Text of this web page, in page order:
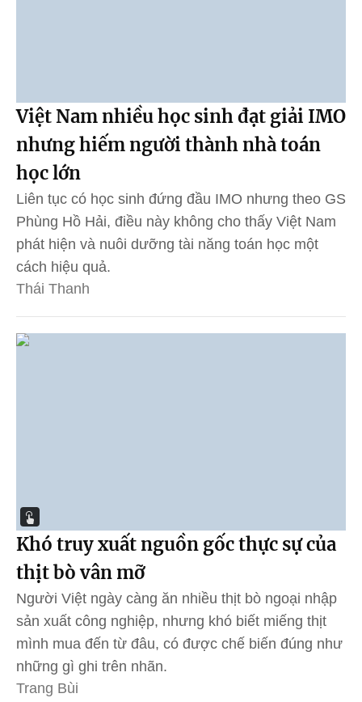
Việt Nam nhiều học sinh đạt giải IMO
nhưng hiếm người thành nhà toán
học lớn
Liên tục có học sinh đứng đầu IMO nhưng theo GS
Phùng Hồ Hải, điều này không cho thấy Việt Nam
phát hiện và nuôi dưỡng tài năng toán học một
cách hiệu quả.
Thái Thanh
Khó truy xuất nguồn gốc thực sự của
thịt bò vân mỡ
Người Việt ngày càng ăn nhiều thịt bò ngoại nhập
sản xuất công nghiệp, nhưng khó biết miếng thịt
mình mua đến từ đâu, có được chế biến đúng như
những gì ghi trên nhãn.
Trang Bùi